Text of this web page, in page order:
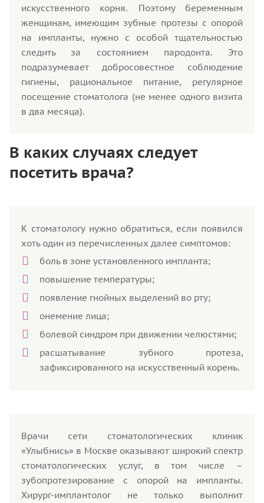
искусственного корня. Поэтому беременным
женщинам, имеющим зубные протезы с опорой
на импланты, нужно с особой тщательностью
следить за состоянием пародонта. Это
подразумевает добросовестное соблюдение
гигиены, рациональное питание, регулярное
посещение стоматолога (не менее одного визита
в два месяца).
В каких случаях следует
посетить врача?
К стоматологу нужно обратиться, если появился
хоть один из перечисленных далее симптомов:
боль в зоне установленного импланта;
повышение температуры;
появление гнойных выделений во рту;
онемение лица;
болевой синдром при движении челюстями;
расшатывание зубного протеза,
зафиксированного на искусственный корень.
Врачи сети стоматологических клиник
«Улыбнись» в Москве оказывают широкий спектр
стоматологических услуг, в том числе –
зубопротезирование с опорой на импланты.
Хирург-имплантолог не только выполнит